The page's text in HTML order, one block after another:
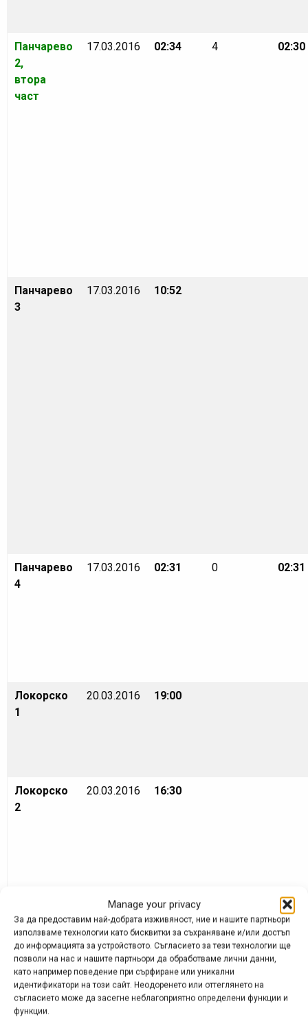
Manage your privacy
За да предоставим най-добрата изживяност, ние и нашите партньори
използваме технологии като бисквитки за съхраняване и/или достъп
до информацията за устройството. Съгласието за тези технологии ще
позволи на нас и нашите партньори да обработваме лични данни,
като например поведение при сърфиране или уникални
идентификатори на този сайт. Неодоренето или оттеглянето на
съгласието може да засегне неблагоприятно определени функции и
функции.
Панчарево
2,
втора
част
17.03.2016 02:34 4 02:30
Панчарево
3
17.03.2016 10:52
Панчарево
4
17.03.2016 02:31 0 02:31
Локорско
1
20.03.2016 19:00
Локорско
2
20.03.2016 16:30
Локорско
3
20.03.2016 04:10 0